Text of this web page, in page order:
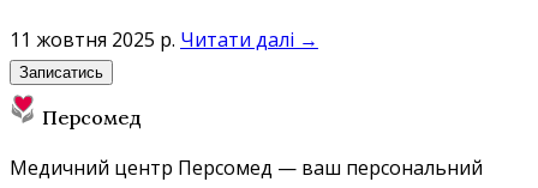
11 жовтня 2025 р. Читати далі →
Записатись
Персомед
Медичний центр Персомед — ваш персональний